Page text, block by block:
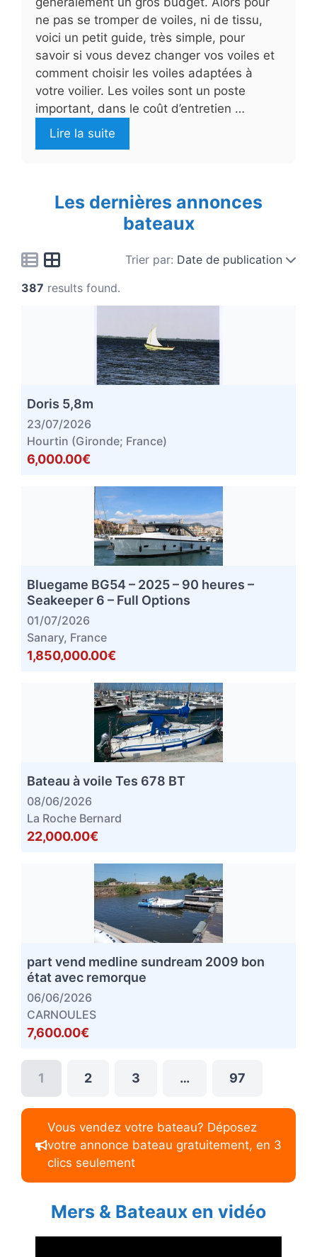
ne pas se tromper de voiles, ni de tissu,
voici un petit guide, très simple, pour
savoir si vous devez changer vos voiles et
comment choisir les voiles adaptées à
votre voilier. Les voiles sont un poste
important, dans le coût d’entretien …
Lire la suite
Les dernières annonces
bateaux
Trier par: Date de publication
387 results found.
Doris 5,8m
23/07/2026
Hourtin (Gironde; France)
6,000.00€
Bluegame BG54 – 2025 – 90 heures –
Seakeeper 6 – Full Options
01/07/2026
Sanary, France
1,850,000.00€
Bateau à voile Tes 678 BT
08/06/2026
La Roche Bernard
22,000.00€
part vend medline sundream 2009 bon
état avec remorque
06/06/2026
CARNOULES
7,600.00€
1 2 3 … 97
Vous vendez votre bateau? Déposez
votre annonce bateau gratuitement, en 3
clics seulement
Mers & Bateaux en vidéo